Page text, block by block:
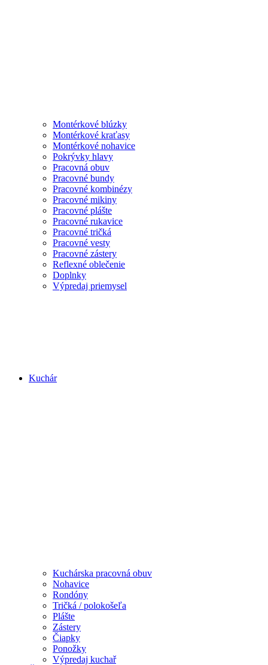
Montérkové blúzky
Montérkové kraťasy
Montérkové nohavice
Pokrývky hlavy
Pracovná obuv
Pracovné bundy
Pracovné kombinézy
Pracovné mikiny
Pracovné plášte
Pracovné rukavice
Pracovné tričká
Pracovné vesty
Pracovné zástery
Reflexné oblečenie
Doplnky
Výpredaj priemysel
Kuchár
Kuchárska pracovná obuv
Nohavice
Rondóny
Tričká / polokošeľa
Plášte
Zástery
Čiapky
Ponožky
Výpredaj kuchař